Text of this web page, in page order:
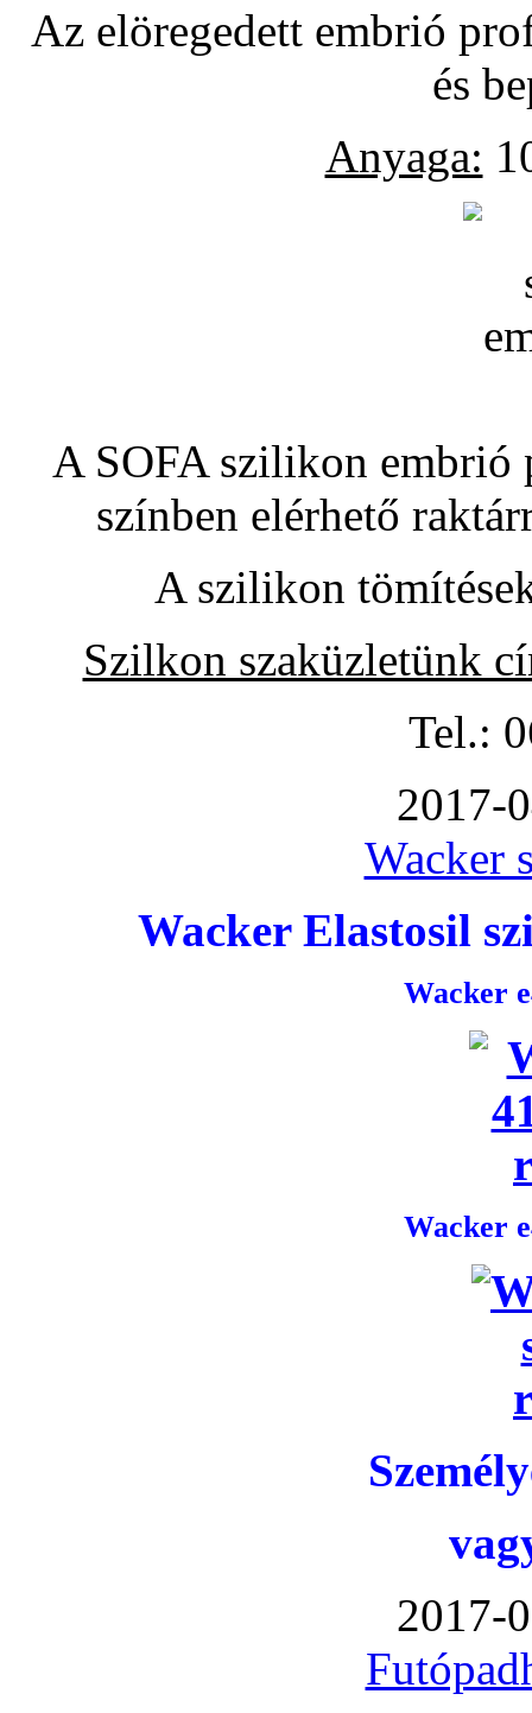
Az elöregedett embrió
és
Anyaga:
A SOFA szilikon embrió
színben elérhető
A szilikon
Szilkon szaküzletünk
Tel.:
2017-
Wacker
Wacker Elastosil
Wacker
Wacker
2017-